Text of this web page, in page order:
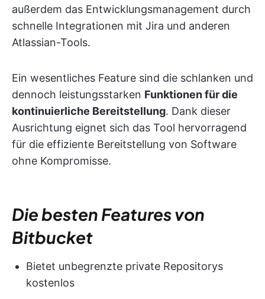
außerdem das Entwicklungsmanagement durch
schnelle Integrationen mit Jira und anderen
Atlassian-Tools.
Ein wesentliches Feature sind die schlanken und
dennoch leistungsstarken Funktionen für die
kontinuierliche Bereitstellung. Dank dieser
Ausrichtung eignet sich das Tool hervorragend
für die effiziente Bereitstellung von Software
ohne Kompromisse.
Die besten Features von
Bitbucket
Bietet unbegrenzte private Repositorys
kostenlos